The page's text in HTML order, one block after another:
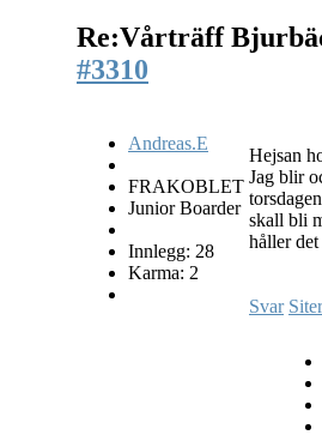
Re:Vårträff
#3310
Andreas.E
FRAKOBLET
Junior Boarder
Innlegg: 28
Karma: 2
Hejsan
Jag blir
skall bli
håller
Svar Siter